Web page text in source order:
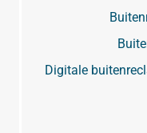
Digitale